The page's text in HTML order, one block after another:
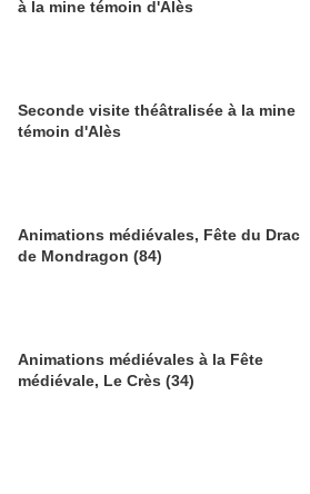
à la mine témoin d'Alès
Seconde visite théâtralisée à la mine
témoin d'Alès
Animations médiévales, Fête du Drac
de Mondragon (84)
Animations médiévales à la Fête
médiévale, Le Crès (34)